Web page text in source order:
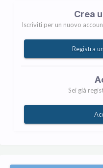
Crea
Iscriviti per un nuovo
Registra
Sei già